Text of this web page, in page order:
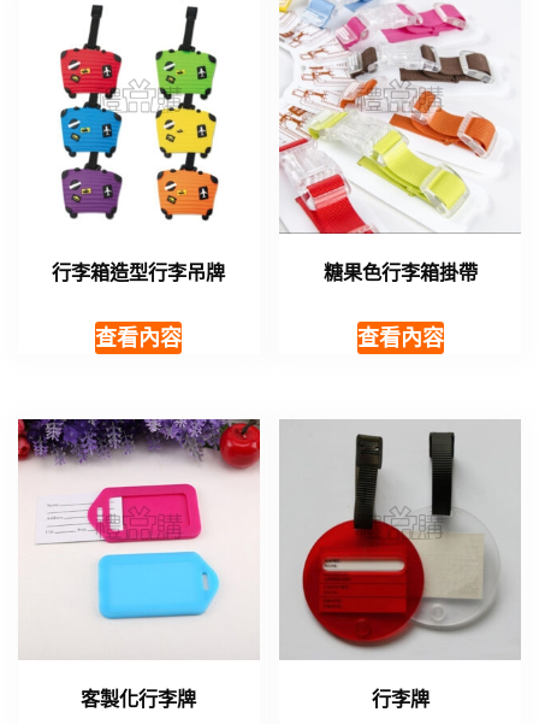
行李箱造型行李吊牌
查看內容
糖果色行李箱掛帶
查看內容
客製化行李牌 行李牌